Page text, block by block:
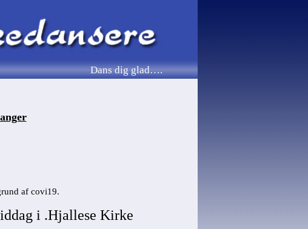
Dans dig glad…. Vi
aldre. Vi har medlemmer
af covi19.
i .Hjallese Kirke